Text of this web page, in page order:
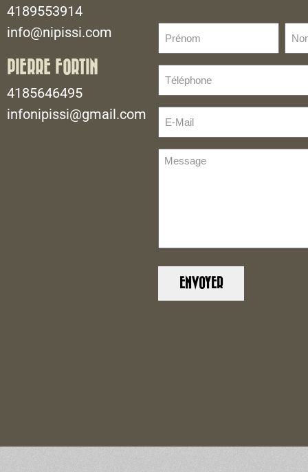
4189553914
info@nipissi.com
PIERRE FORTIN
4185646495
infonipissi@gmail.com
(Nécessaire)
de
(Nécessaire)
Mail
Message